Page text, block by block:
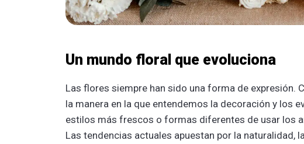
Un mundo floral que evoluciona
Las flores siempre han sido una forma de expresión.
la manera en la que entendemos la decoración y los
estilos más frescos o formas diferentes de usar los
Las tendencias actuales apuestan por la